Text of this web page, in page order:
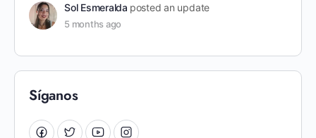
Sol Esmeralda posted an update
5 months ago
Síganos